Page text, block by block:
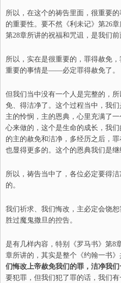
所以，在这个的祷告里面，很重要
的重要性。要不然《利未记》第26章
第28章所讲的祝福和咒诅，是我们前
所以，实在是很重要的，罪得赦免
重要的事情是——必定罪得赦免了。
但我们当中没有一个人是完整的，
免、得洁净了。这个过程当中，我
主的怜悯，主的恩典，心里充满了
心来做的，这个是生命的成长，我
的主的赦免和洁净，多经历之后，
也显得更多的。这个的恩典我们是继
所以，祷告当中了，各位必定要得
的。
我们祈求、我们悔改，主必定会饶
胜过魔鬼撒旦的控告。
是有几样内容，特别《罗马书》第8
章所讲的，其实是整个《约翰一书》
们悔改上帝赦免我们的罪，洁净我
要犯罪，但我们犯了罪的话，我们